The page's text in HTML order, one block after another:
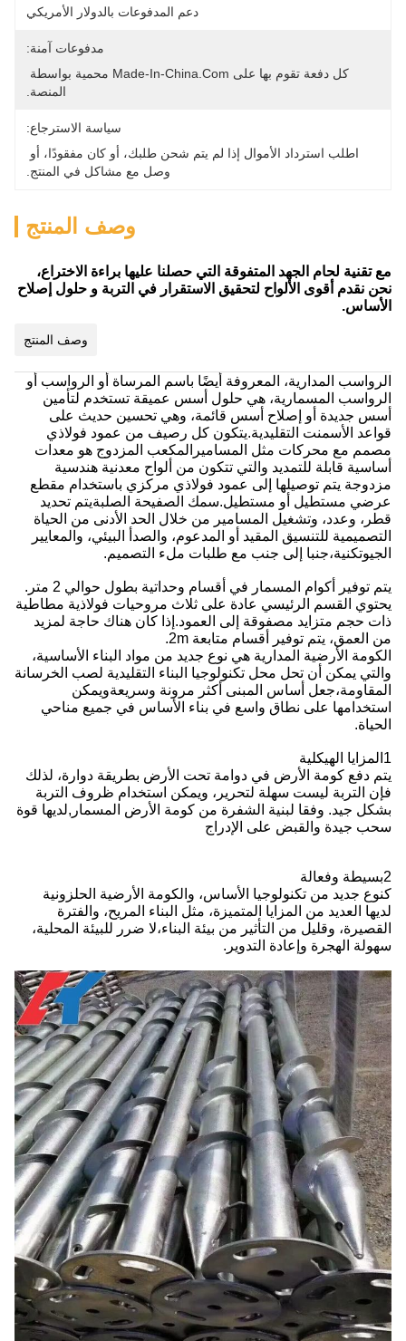
دعم المدفوعات بالدولار الأمريكي
مدفوعات آمنة:
المنصة.
سياسة الاسترجاع:
وصل مع مشاكل في المنتج.
وصف المنتج
مع تقنية لحام الجهد المتفوقة التي حصلنا عليها براءة الاختراع،
نحن نقدم أقوى الألواح لتحقيق الاستقرار في التربة و حلول إصلاح
الأساس.
وصف المنتج
الرواسب المدارية، المعروفة أيضًا باسم المرساة أو الرواسب أو
الرواسب المسمارية، هي حلول أسس عميقة تستخدم لتأمين
أسس جديدة أو إصلاح أسس قائمة، وهي تحسين حديث على
قواعد الأسمنت التقليدية.يتكون كل رصيف من عمود فولاذي
مصمم مع محركات مثل المساميرالمكعب المزدوج هو معدات
أساسية قابلة للتمديد والتي تتكون من ألواح معدنية هندسية
مزدوجة يتم توصيلها إلى عمود فولاذي مركزي باستخدام مقطع
عرضي مستطيل أو مستطيل.سمك الصفيحة الصلبةيتم تحديد
قطر، وعدد، وتشغيل المسامير من خلال الحد الأدنى من الحياة
التصميمية للتنسيق المقيد أو المدعوم، والصدأ البيئي، والمعايير
الجيوتكنية،جنبا إلى جنب مع طلبات ملء التصميم.
يتم توفير أكوام المسمار في أقسام وحداتية بطول حوالي 2 متر.
يحتوي القسم الرئيسي عادة على ثلاث مروحيات فولاذية مطاطية
ذات حجم متزايد مصفوقة إلى العمود.إذا كان هناك حاجة لمزيد
من العمق، يتم توفير أقسام متابعة 2m.
الكومة الأرضية المدارية هي نوع جديد من مواد البناء الأساسية،
والتي يمكن أن تحل محل تكنولوجيا البناء التقليدية لصب الخرسانة
المقاومة،جعل أساس المبنى أكثر مرونة وسريعةويمكن
استخدامها على نطاق واسع في بناء الأساس في جميع مناحي
الحياة.
1المزايا الهيكلية
يتم دفع كومة الأرض في دوامة تحت الأرض بطريقة دوارة، لذلك
فإن التربة ليست سهلة لتحرير، ويمكن استخدام ظروف التربة
بشكل جيد. وفقا لبنية الشفرة من كومة الأرض المسمار,لديها قوة
سحب جيدة والقبض على الإدراج
2بسيطة وفعالة
كنوع جديد من تكنولوجيا الأساس، والكومة الأرضية الحلزونية
لديها العديد من المزايا المتميزة، مثل البناء المريح، والفترة
القصيرة، وقليل من التأثير من بيئة البناء،لا ضرر للبيئة المحلية،
سهولة الهجرة وإعادة التدوير.